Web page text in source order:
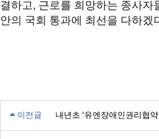
결하고, 근로를 희망하는 종사
안의 국회 통과에 최선을 다하겠
이전글 내년초 ‘유엔장애인권리협